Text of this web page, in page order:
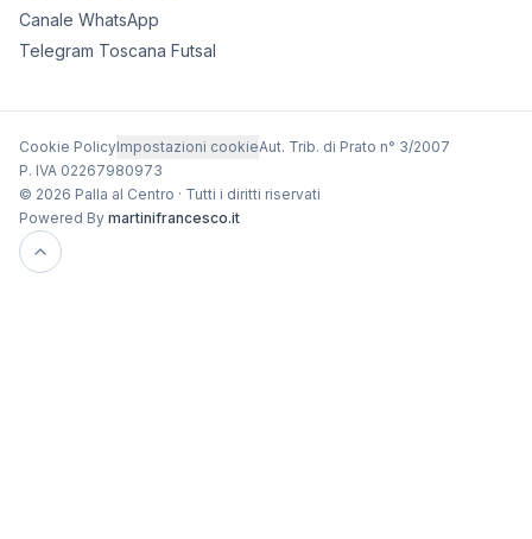
Canale WhatsApp
Telegram Toscana Futsal
Cookie PolicyImpostazioni cookieAut. Trib. di Prato n° 3/2007
P. IVA 02267980973
© 2026 Palla al Centro · Tutti i diritti riservati
Powered By martinifrancesco.it